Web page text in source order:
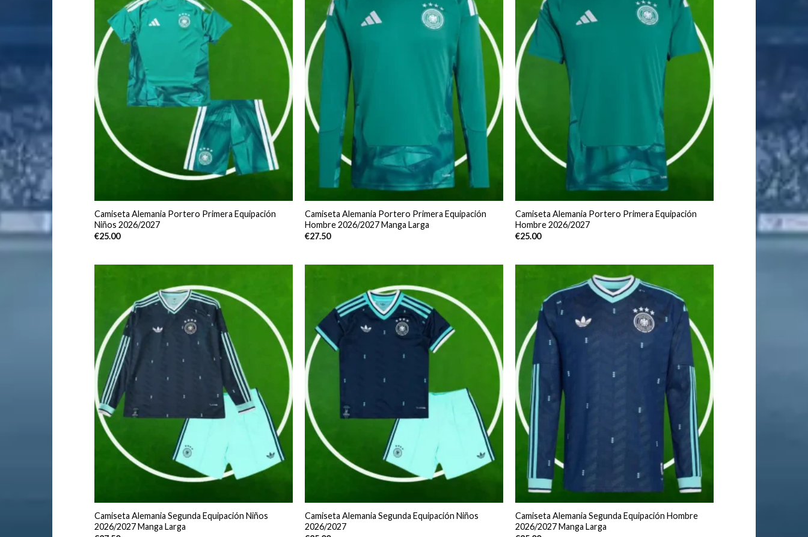
Camiseta Alemania Portero Primera Equipación
Niños 2026/2027
€25.00
Camiseta Alemania Portero Primera Equipación
Hombre 2026/2027 Manga Larga
€27.50
Camiseta Alemania Portero Primera Equipación
Hombre 2026/2027
€25.00
Camiseta Alemania Segunda Equipación Niños
2026/2027 Manga Larga
Camiseta Alemania Segunda Equipación Niños
2026/2027
Camiseta Alemania Segunda Equipación Hombre
2026/2027 Manga Larga